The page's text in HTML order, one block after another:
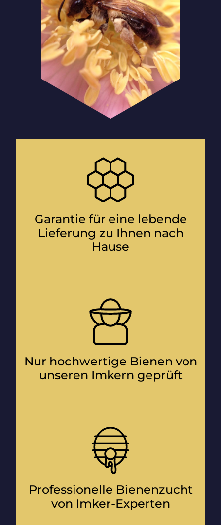
Garantie für eine lebende
Lieferung zu Ihnen nach
Hause
Nur hochwertige Bienen von
unseren Imkern geprüft
Professionelle Bienenzucht
von Imker-Experten